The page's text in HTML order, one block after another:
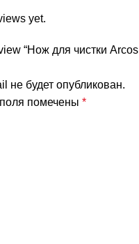
yet.
“Нож для чистки Arcos
не будет опубликован.
помечены *